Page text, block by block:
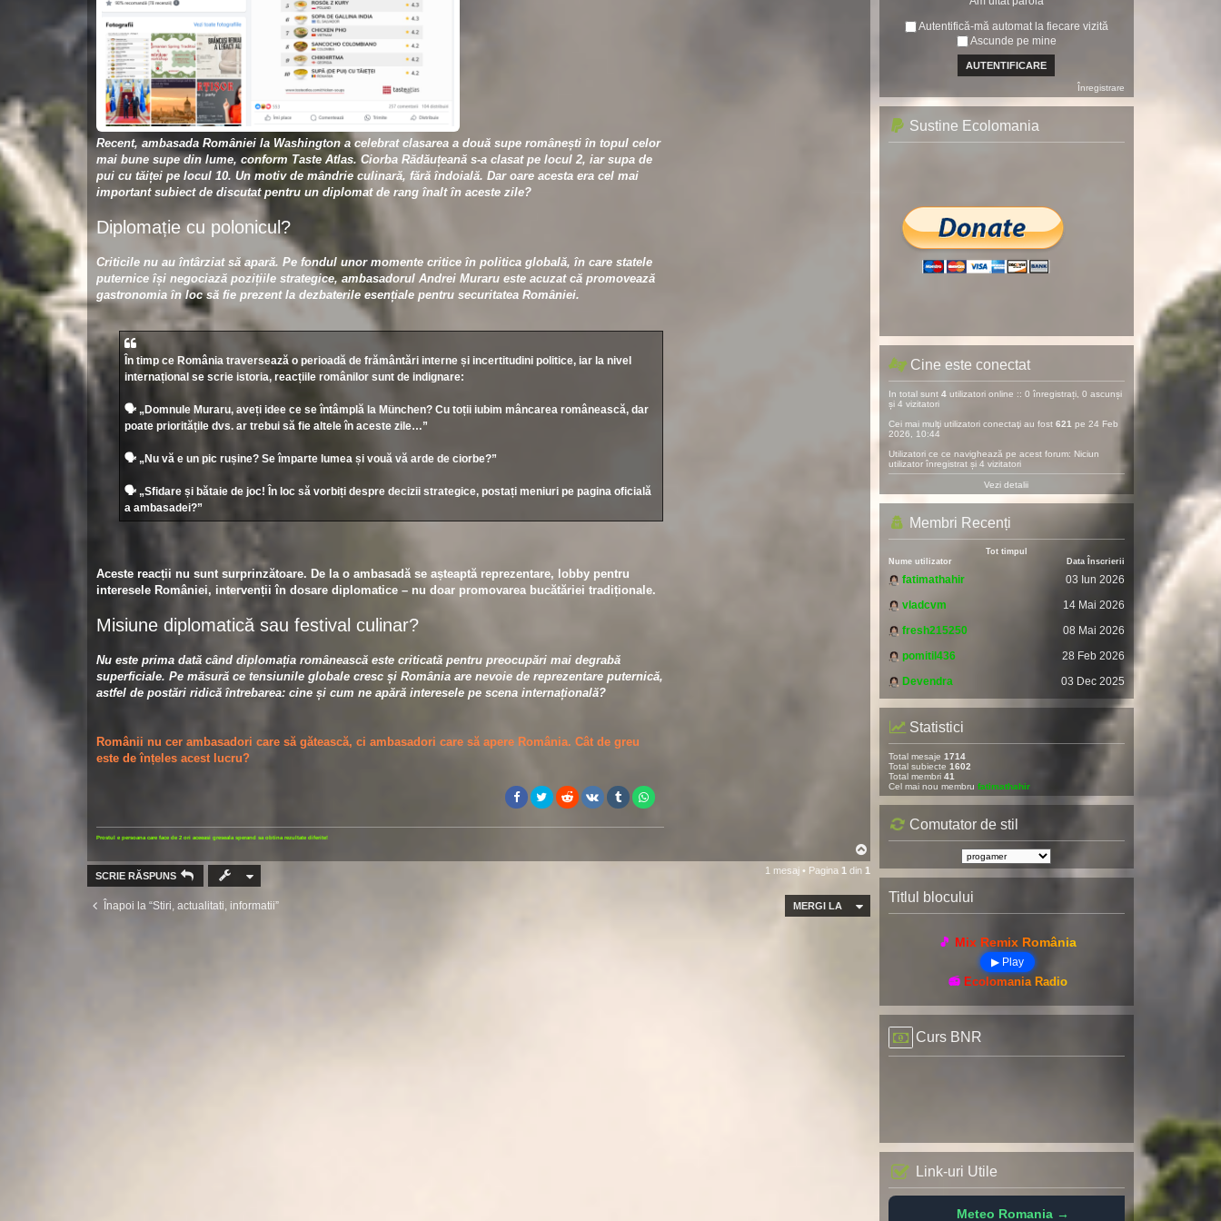
Recent, ambasada României la Washington a celebrat clasarea a două supe românești în topul celor
mai bune supe din lume, conform Taste Atlas. Ciorba Rădăuțeană s-a clasat pe locul 2, iar supa de
pui cu tăiței pe locul 10. Un motiv de mândrie culinară, fără îndoială. Dar oare acesta era cel mai
important subiect de discutat pentru un diplomat de rang înalt în aceste zile?
Diplomație cu polonicul?
Criticile nu au întârziat să apară. Pe fondul unor momente critice în politica globală, în care statele
puternice își negociază pozițiile strategice, ambasadorul Andrei Muraru este acuzat că promovează
gastronomia în loc să fie prezent la dezbaterile esențiale pentru securitatea României.
În timp ce România traversează o perioadă de frământări interne și incertitudini politice, iar la nivel
internațional se scrie istoria, reacțiile românilor sunt de indignare:
🗣 „Domnule Muraru, aveți idee ce se întâmplă la München? Cu toții iubim mâncarea românească, dar
poate prioritățile dvs. ar trebui să fie altele în aceste zile…”
🗣 „Nu vă e un pic rușine? Se împarte lumea și vouă vă arde de ciorbe?”
🗣 „Sfidare și bătaie de joc! În loc să vorbiți despre decizii strategice, postați meniuri pe pagina oficială
a ambasadei?”
Aceste reacții nu sunt surprinzătoare. De la o ambasadă se așteaptă reprezentare, lobby pentru
interesele României, intervenții în dosare diplomatice – nu doar promovarea bucătăriei tradiționale.
Misiune diplomatică sau festival culinar?
Nu este prima dată când diplomația românească este criticată pentru preocupări mai degrabă
superficiale. Pe măsură ce tensiunile globale cresc și România are nevoie de reprezentare puternică,
astfel de postări ridică întrebarea: cine și cum ne apără interesele pe scena internațională?
Românii nu cer ambasadori care să gătească, ci ambasadori care să apere România. Cât de greu
este de înțeles acest lucru?
Prostul e persoana care face de 2 ori aceeasi greseala sperand sa obtina rezultate diferite!
u
s
SCRIE RĂSPUNS 1 mesaj • Pagina 1 din 1
Înapoi la “Stiri, actualitati, informatii” MERGI LA
Autentifică-mă automat la fiecare vizită
Ascunde pe mine
Înregistrare
Sustine Ecolomania
Cine este conectat
In total sunt 4utilizatori online :: 0 înregistrați, 0 ascunși
și 4 vizitatori
Cei mai mulţi utilizatori conectaţi au fost 621 pe 24 Feb
2026, 10:44
Utilizatori ce ce navighează pe acest forum: Niciun
utilizator înregistrat și 4 vizitatori
Vezi detalii
Membri Recenți
Tot timpul
Nume utilizator
Data Înscrierii
fatimathahir
03 Iun 2026
vladcvm
14 Mai 2026
fresh215250
08 Mai 2026
pomitil436
28 Feb 2026
Devendra
03 Dec 2025
Statistici
Total mesaje 1714
Total subiecte 1602
Total membri 41
Cel mai nou membru fatimathahir
Comutator de stil
Titlul blocului
🎵 Mix Remix România
▶ Play
📻 Ecolomania Radio
Curs BNR
Link-uri Utile
Meteo Romania →